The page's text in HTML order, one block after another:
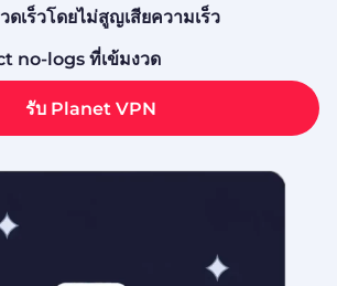
ดเร็วโดยไม่สูญเสียความเร็ว
no-logs ที่เข้มงวด
รับ Planet VPN